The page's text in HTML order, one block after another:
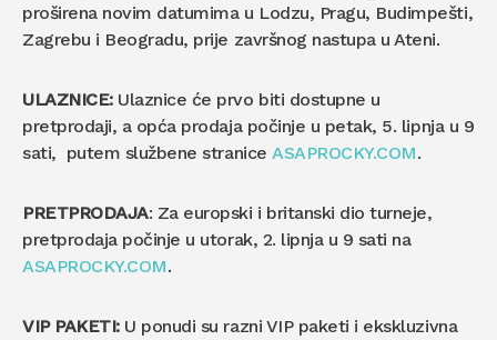
proširena novim datumima u Lodzu, Pragu, Budimpešti,
Zagrebu i Beogradu, prije završnog nastupa u Ateni.
ULAZNICE: Ulaznice će prvo biti dostupne u
pretprodaji, a opća prodaja počinje u petak, 5. lipnja u 9
sati, putem službene stranice ASAPROCKY.COM.
PRETPRODAJA: Za europski i britanski dio turneje,
pretprodaja počinje u utorak, 2. lipnja u 9 sati na
ASAPROCKY.COM.
VIP PAKETI: U ponudi su razni VIP paketi i ekskluzivna